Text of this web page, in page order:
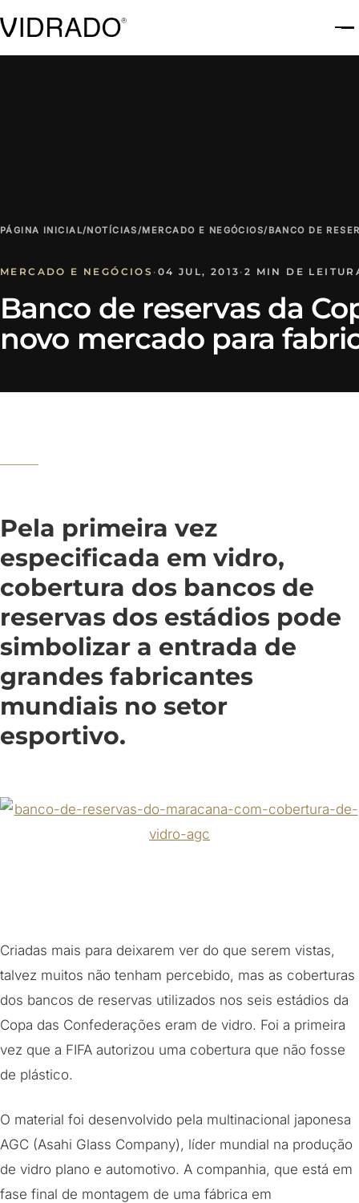
PÁGINA INICIAL/NOTÍCIAS/MERCADO E NEGÓCIOS/BANCO DE
MERCADO E NEGÓCIOS · 04 JUL, 2013 · 2 MIN DE
Banco de reservas da
novo mercado para
Pela primeira vez
especificada em vidro,
cobertura dos bancos de
reservas dos estádios pode
simbolizar a entrada de
grandes fabricantes
mundiais no setor
esportivo.
Criadas mais para deixarem ver do que serem vistas,
talvez muitos não tenham percebido, mas as coberturas
dos bancos de reservas utilizados nos seis estádios da
Copa das Confederações eram de vidro. Foi a primeira
vez que a FIFA autorizou uma cobertura que não fosse
de plástico.
O material foi desenvolvido pela multinacional japonesa
AGC (Asahi Glass Company), líder mundial na produção
de vidro plano e automotivo. A companhia, que está em
fase final de montagem de uma fábrica em